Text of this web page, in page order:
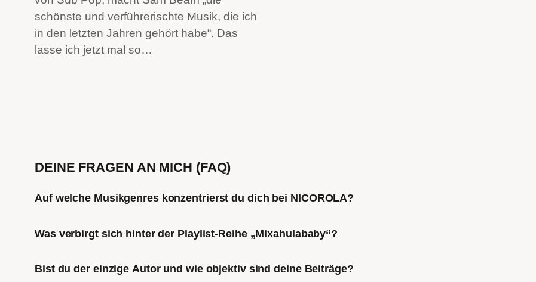
schönste und verführerischte Musik, die ich
in den letzten Jahren gehört habe“. Das
lasse ich jetzt mal so…
DEINE FRAGEN AN MICH (FAQ)
Auf welche Musikgenres konzentrierst du dich bei NICOROLA?
Was verbirgt sich hinter der Playlist-Reihe „Mixahulababy“?
Bist du der einzige Autor und wie objektiv sind deine Beiträge?